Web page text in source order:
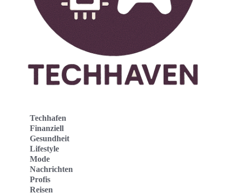
Techhafen
Finanziell
Gesundheit
Lifestyle
Mode
Nachrichten
Profis
Reisen